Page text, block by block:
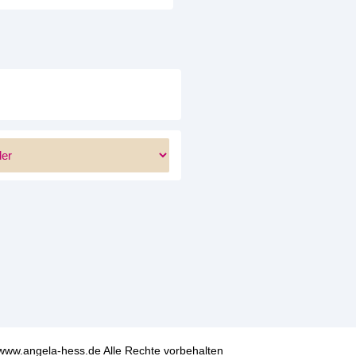
hess.de Alle Rechte vorbehalten